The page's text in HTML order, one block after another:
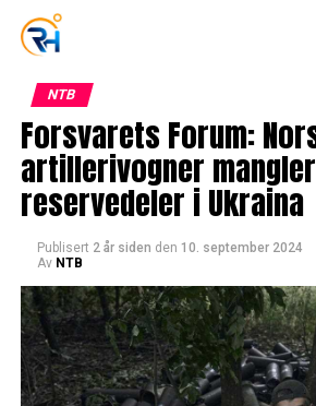
NTB
Forsvarets Forum:
artillerivogner mangler
reservedeler i Ukraina
Publisert 2 år siden den 10. september 2024
Av NTB